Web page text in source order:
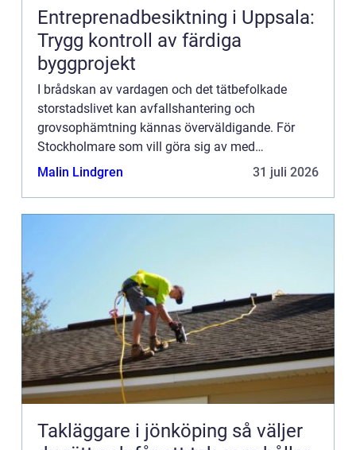
Entreprenadbesiktning i Uppsala:
Trygg kontroll av färdiga
byggprojekt
I brådskan av vardagen och det tätbefolkade
storstadslivet kan avfallshantering och
grovsophämtning kännas överväldigande. För
Stockholmare som vill göra sig av med
skrymmande avfall utan krångel erbjuds...
Malin Lindgren 31 juli 2026
Takläggare i jönköping så väljer